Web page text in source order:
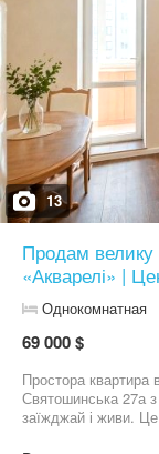
13
Продам
«Акварелі» |
Однокомнатная
69 000 $
Простора квартира
Святошинська 27а
заїжджай і живи.